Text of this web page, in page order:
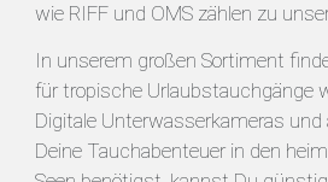
wie RIFF und OMS zählen zu
In unserem großen Sortiment
für tropische Urlaubstauchgänge
Digitale Unterwasserkameras und
Deine Tauchabenteuer in den